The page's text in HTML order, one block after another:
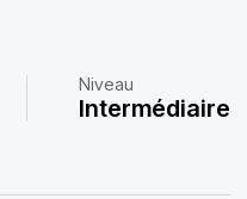
Niveau
Intermédiaire